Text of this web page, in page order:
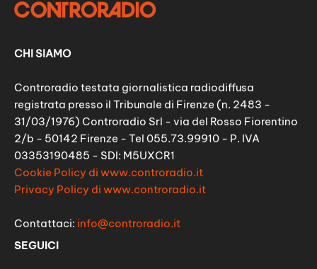
CHI SIAMO
Controradio testata giornalistica radiodiffusa
registrata presso il Tribunale di Firenze (n. 2483 -
31/03/1976) Controradio Srl - via del Rosso Fiorentino
2/b - 50142 Firenze - Tel 055.73.99910 - P. IVA
03353190485 - SDI: M5UXCR1
Cookie Policy di www.controradio.it
Privacy Policy di www.controradio.it
Contattaci: info@controradio.it
SEGUICI